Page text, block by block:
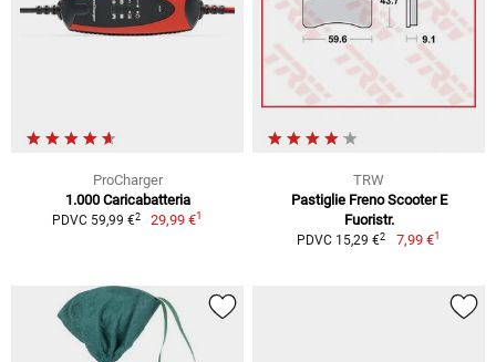
ProCharger
1.000 Caricabatteria
PDVC 59,99 €2 29,99 €1
TRW
Pastiglie Freno Scooter E
Fuoristr.
PDVC 15,29 €2 7,99 €1